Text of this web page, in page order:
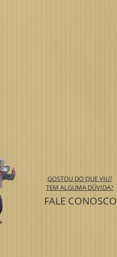
GOSTOU DO QUE VIU?
TEM ALGUMA DÚVIDA?
FALE CONOSCO